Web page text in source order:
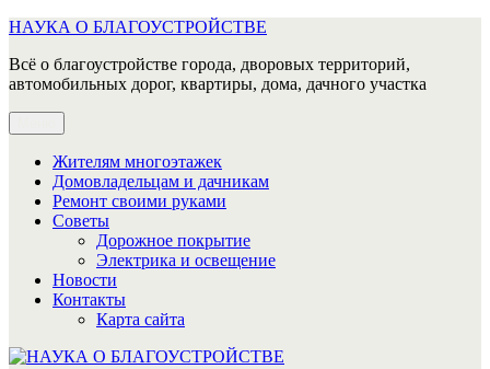
Перейти
содержимому
НАУКА О БЛАГОУСТРОЙСТВЕ
Всё о благоустройстве города, дворовых территорий,
автомобильных дорог, квартиры, дома, дачного участка
Жителям многоэтажек
Домовладельцам и дачникам
Ремонт своими руками
Советы
Дорожное покрытие
Электрика и освещение
Новости
Контакты
Карта сайта